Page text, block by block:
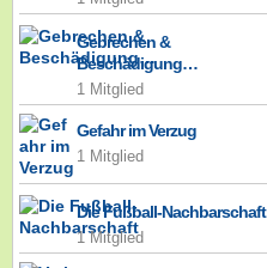
Gebrechen &
Beschädigung…
1 Mitglied
Gefahr im Verzug
1 Mitglied
Die Fußball-Nachbarschaft
1 Mitglied